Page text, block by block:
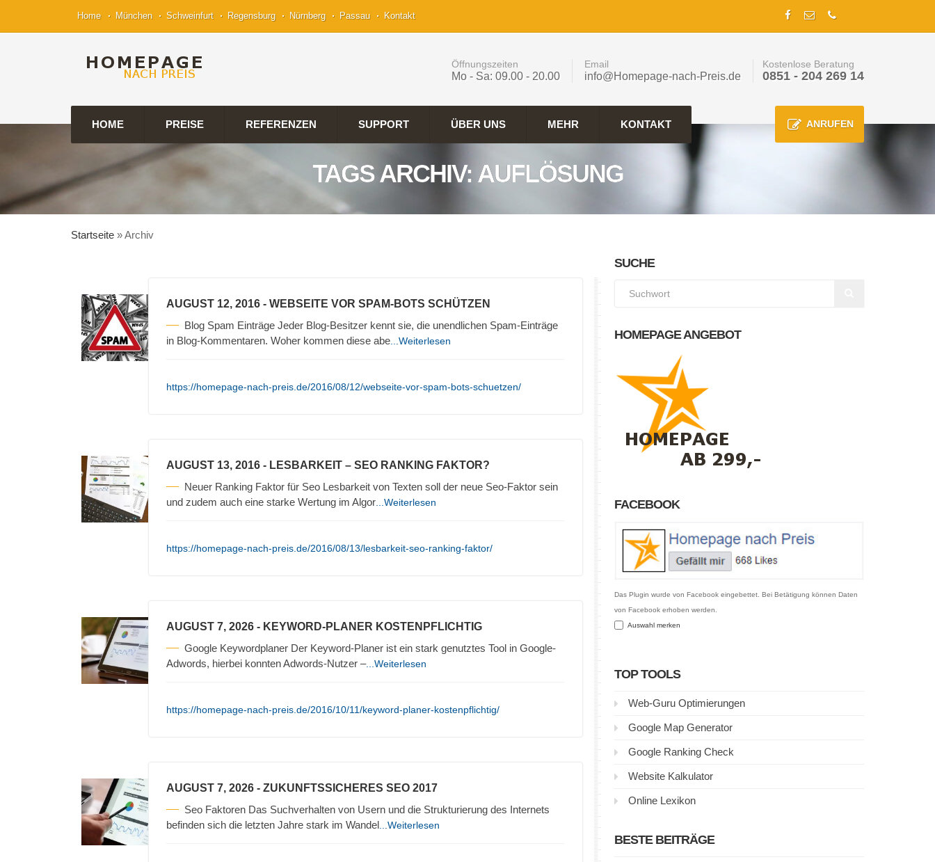
Home München Schweinfurt Regensburg Nürnberg Passau Kontakt
Öffnungszeiten
Mo - Sa: 09.00 - 20.00
Email
info@Homepage-nach-Preis.de
Kostenlose Beratung
0851 - 204 269 14
HOME PREISE REFERENZEN SUPPORT ÜBER UNS MEHR KONTAKT ANRUFEN
TAGS ARCHIV: AUFLÖSUNG
Startseite »Archiv
AUGUST 12, 2016 - WEBSEITE VOR SPAM-BOTS SCHÜTZEN
Blog Spam Einträge Jeder Blog-Besitzer kennt sie, die unendlichen Spam-Einträge
in Blog-Kommentaren. Woher kommen diese abe ...Weiterlesen
https://homepage-nach-preis.de/2016/08/12/webseite-vor-spam-bots-schuetzen/
AUGUST 13, 2016 - LESBARKEIT – SEO RANKING FAKTOR?
Neuer Ranking Faktor für Seo Lesbarkeit von Texten soll der neue Seo-Faktor sein
und zudem auch eine starke Wertung im Algor ...Weiterlesen
https://homepage-nach-preis.de/2016/08/13/lesbarkeit-seo-ranking-faktor/
AUGUST 7, 2026 - KEYWORD-PLANER KOSTENPFLICHTIG
Google Keywordplaner Der Keyword-Planer ist ein stark genutztes Tool in Google-
Adwords, hierbei konnten Adwords-Nutzer –...Weiterlesen
https://homepage-nach-preis.de/2016/10/11/keyword-planer-kostenpflichtig/
AUGUST 7, 2026 - ZUKUNFTSSICHERES SEO 2017
Seo Faktoren Das Suchverhalten von Usern und die Strukturierung des Internets
befinden sich die letzten Jahre stark im Wandel ...Weiterlesen
SUCHE
HOMEPAGE ANGEBOT
FACEBOOK
Das Plugin wurde von Facebook eingebettet. Bei Betätigung können Daten
von Facebook erhoben werden.
Auswahl merken
TOP TOOLS
Web-Guru Optimierungen
Google Map Generator
Google Ranking Check
Website Kalkulator
Online Lexikon
BESTE BEITRÄGE